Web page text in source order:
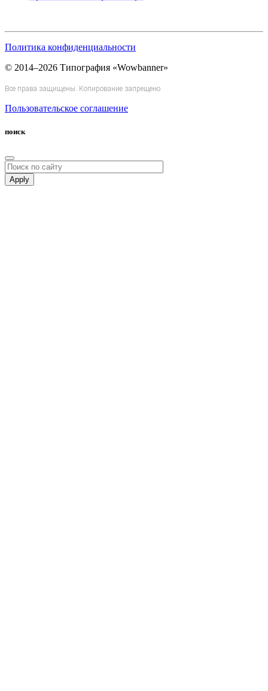
Политика конфиденциальности
© 2014–2026 Типография «Wowbanner»
Все права защищены. Копирование запрещено
Пользовательское соглашение
поиск